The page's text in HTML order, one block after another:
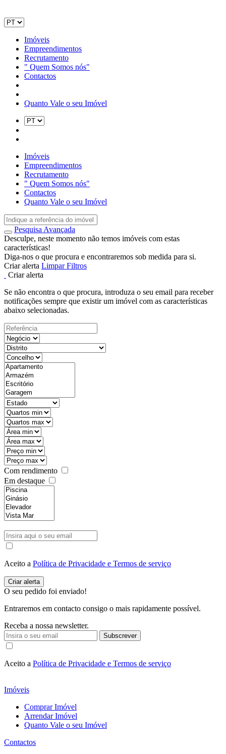
Imóveis
Empreendimentos
Recrutamento
" Quem Somos nós"
Contactos
Quanto Vale o seu Imóvel
Imóveis
Empreendimentos
Recrutamento
" Quem Somos nós"
Contactos
Quanto Vale o seu Imóvel
Pesquisa Avançada
Desculpe, neste momento não temos imóveis com estas
características!
Diga-nos o que procura e encontraremos sob medida para si.
Criar alerta Limpar Filtros
Criar alerta
Se não encontra o que procura, introduza o seu email para receber
notificações sempre que existir um imóvel com as características
abaixo selecionadas.
Com rendimento
Em destaque
Aceito a Política de Privacidade e Termos de serviço
O seu pedido foi enviado!
Entraremos em contacto consigo o mais rapidamente possível.
Receba a nossa newsletter.
Subscrever
Aceito a Política de Privacidade e Termos de serviço
Imóveis
Comprar Imóvel
Arrendar Imóvel
Quanto Vale o seu Imóvel
Contactos